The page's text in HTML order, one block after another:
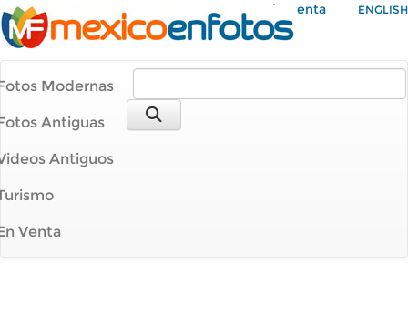
Mi Cuenta ENGLISH
Modernas
Antiguas
Antiguos
Venta